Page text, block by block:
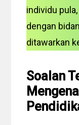
individu
dengan
ditawarkan
Soalan